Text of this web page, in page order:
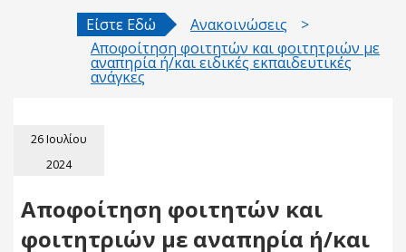
Είστε Εδώ > Ανακοινώσεις
>
Αποφοίτηση φοιτητών και φοιτητριών με
αναπηρία ή/και ειδικές εκπαιδευτικές
ανάγκες
26 Ιουλίου
2024
Αποφοίτηση φοιτητών και
φοιτητριών με αναπηρία ή/και